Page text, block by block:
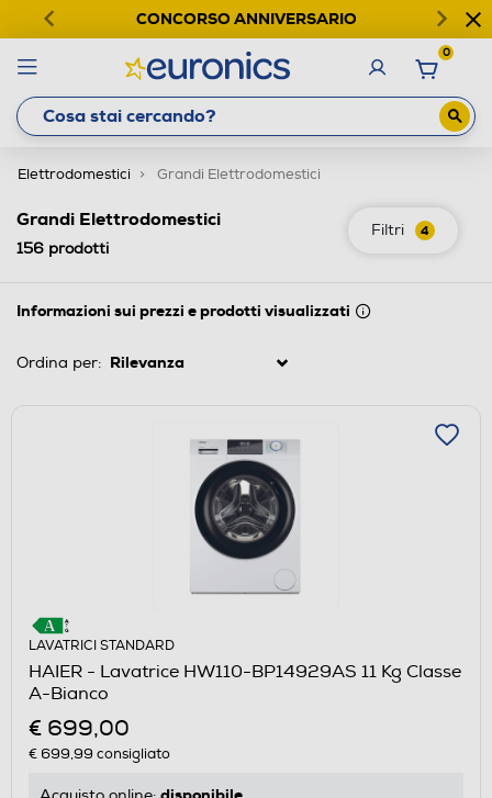
CONCORSO ANNIVERSARIO
0
Elettrodomestici Grandi Elettrodomestici
Filtri 4
Grandi Elettrodomestici
156 prodotti
Informazioni sui prezzi e prodotti visualizzati
Ordina per:
LAVATRICI STANDARD
HAIER - Lavatrice HW110-BP14929AS 11 Kg Classe
A-Bianco
€ 699,00
€ 699,99 consigliato